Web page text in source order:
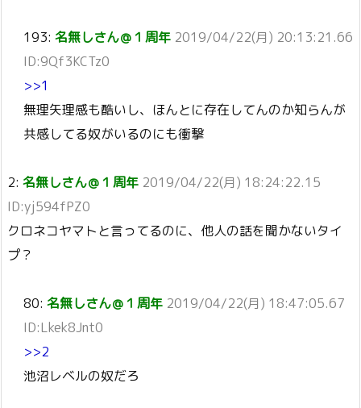
193: 名無しさん＠１周年 2019/04/22(月) 20:13:21.66
ID:9Qf3KCTz0
>>1
無理矢理感も酷いし、ほんとに存在してんのか知らんが
共感してる奴がいるのにも衝撃
2: 名無しさん＠１周年 2019/04/22(月) 18:24:22.15
ID:yj594fPZ0
クロネコヤマトと言ってるのに、他人の話を聞かないタイ
プ？
80: 名無しさん＠１周年 2019/04/22(月) 18:47:05.67
ID:Lkek8Jnt0
>>2
池沼レベルの奴だろ